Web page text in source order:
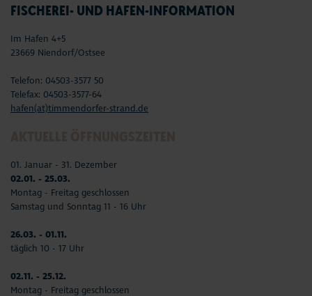
FISCHEREI- UND HAFEN-INFORMATION
Im Hafen 4+5
23669 Niendorf/Ostsee
Telefon: 04503-3577 50
Telefax: 04503-3577-64
hafen(at)timmendorfer-strand.de
01. Januar - 31. Dezember
02.01. - 25.03.
Montag - Freitag geschlossen
Samstag und Sonntag 11 - 16 Uhr
26.03. - 01.11.
täglich 10 - 17 Uhr
02.11. - 25.12.
Montag - Freitag geschlossen